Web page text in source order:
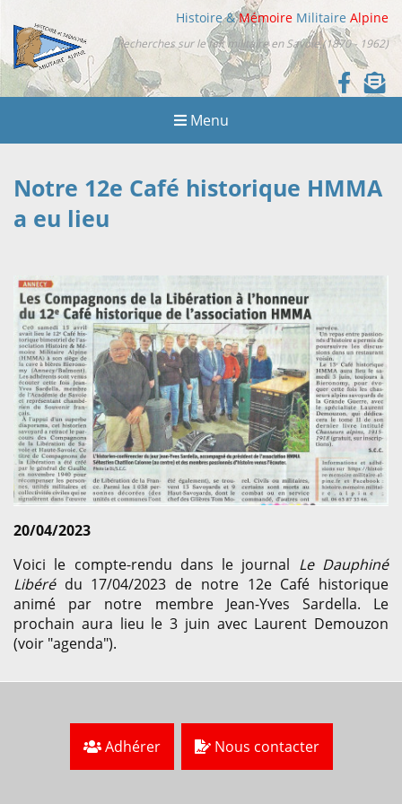
Histoire &Mémoire Militaire Alpine
Recherches sur le fait militaire en Savoie (1870 - 1962)
Menu
Notre 12e Café historique HMMA
a eu lieu
20/04/2023
Voici le compte-rendu dans le journal Le Dauphiné
Libérédu 17/04/2023 de notre 12e Café historique
animé par notre membre Jean-Yves Sardella. Le
prochain aura lieu le 3 juin avec Laurent Demouzon
(voir "agenda").
Adhérer Nous contacter